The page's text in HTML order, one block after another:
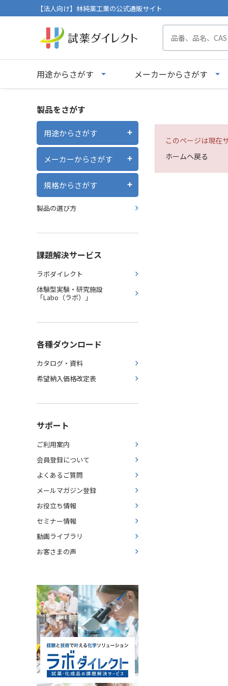
【法人向け】林純薬工業の公式通販サイト
用途からさがす メーカーからさがす
製品をさがす
用途からさがす
メーカーからさがす
規格からさがす
製品の選び方
課題解決サービス
ラボダイレクト
体験型実験・研究施設
「Labo（ラボ）」
各種ダウンロード
カタログ・資料
希望納入価格改定表
サポート
ご利用案内
会員登録について
よくあるご質問
メールマガジン登録
お役立ち情報
セミナー情報
動画ライブラリ
お客さまの声
このページは現在
ホームへ戻る